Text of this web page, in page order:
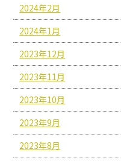
2024年2月
2024年1月
2023年12月
2023年11月
2023年10月
2023年9月
2023年8月